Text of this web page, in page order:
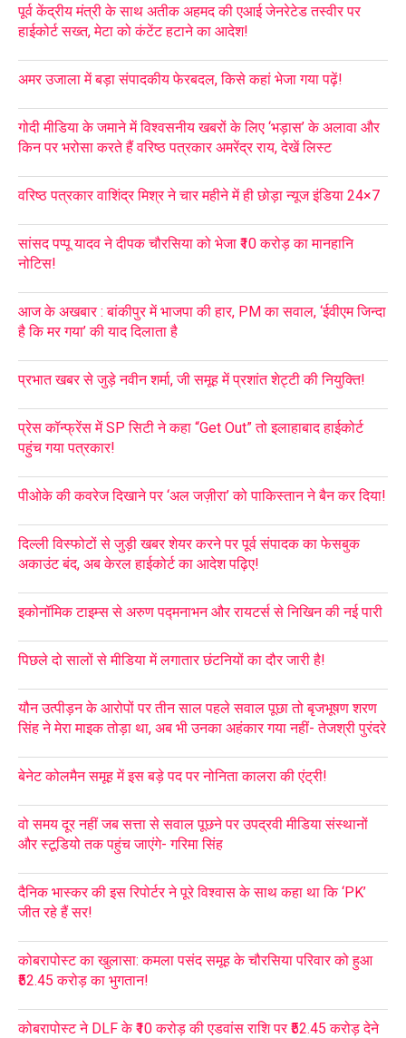
पूर्व केंद्रीय मंत्री के साथ अतीक अहमद की एआई जेनरेटेड तस्वीर पर
हाईकोर्ट सख्त, मेटा को कंटेंट हटाने का आदेश!
अमर उजाला में बड़ा संपादकीय फेरबदल, किसे कहां भेजा गया पढ़ें!
गोदी मीडिया के जमाने में विश्वसनीय खबरों के लिए ‘भड़ास’ के अलावा और
किन पर भरोसा करते हैं वरिष्ठ पत्रकार अमरेंद्र राय, देखें लिस्ट
वरिष्ठ पत्रकार वाशिंद्र मिश्र ने चार महीने में ही छोड़ा न्यूज इंडिया 24×7
सांसद पप्पू यादव ने दीपक चौरसिया को भेजा ₹10 करोड़ का मानहानि
नोटिस!
आज के अखबार : बांकीपुर में भाजपा की हार, PM का सवाल, ‘ईवीएम जिन्दा
है कि मर गया’ की याद दिलाता है
प्रभात खबर से जुड़े नवीन शर्मा, जी समूह में प्रशांत शेट्टी की नियुक्ति!
प्रेस कॉन्फ्रेंस में SP सिटी ने कहा “Get Out” तो इलाहाबाद हाईकोर्ट
पहुंच गया पत्रकार!
पीओके की कवरेज दिखाने पर ‘अल जज़ीरा’ को पाकिस्तान ने बैन कर दिया!
दिल्ली विस्फोटों से जुड़ी खबर शेयर करने पर पूर्व संपादक का फेसबुक
अकाउंट बंद, अब केरल हाईकोर्ट का आदेश पढ़िए!
इकोनॉमिक टाइम्स से अरुण पद्मनाभन और रायटर्स से निखिन की नई पारी
पिछले दो सालों से मीडिया में लगातार छंटनियों का दौर जारी है!
यौन उत्पीड़न के आरोपों पर तीन साल पहले सवाल पूछा तो बृजभूषण शरण
सिंह ने मेरा माइक तोड़ा था, अब भी उनका अहंकार गया नहीं- तेजश्री पुरंदरे
बेनेट कोलमैन समूह में इस बड़े पद पर नोनिता कालरा की एंट्री!
वो समय दूर नहीं जब सत्ता से सवाल पूछने पर उपद्रवी मीडिया संस्थानों
और स्टूडियो तक पहुंच जाएंगे- गरिमा सिंह
दैनिक भास्कर की इस रिपोर्टर ने पूरे विश्वास के साथ कहा था कि ‘PK’
जीत रहे हैं सर!
कोबरापोस्ट का खुलासा: कमला पसंद समूह के चौरसिया परिवार को हुआ
₹52.45 करोड़ का भुगतान!
कोबरापोस्ट ने DLF के ₹10 करोड़ की एडवांस राशि पर ₹52.45 करोड़ देने